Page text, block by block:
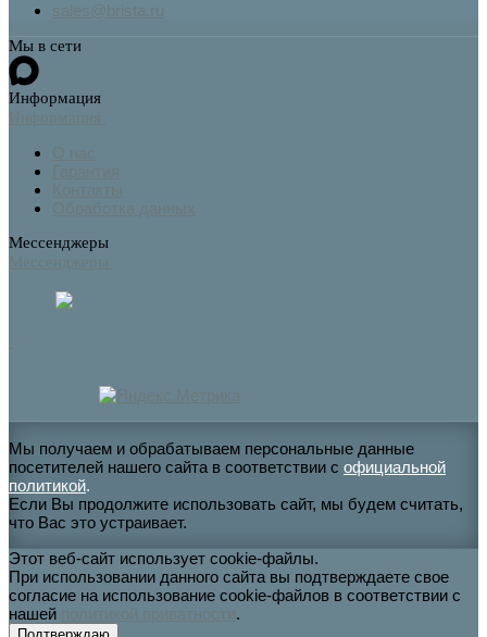
sales@brista.ru
Мы в сети
Информация
Мессенджеры
Мы получаем и обрабатываем персональные данные
посетителей нашего сайта в соответствии с официальной
политикой.
Если Вы продолжите использовать сайт, мы будем считать,
что Вас это устраивает.
Этот веб-сайт использует cookie-файлы.
При использовании данного сайта вы подтверждаете свое
согласие на использование cookie-файлов в соответствии с
нашей
.